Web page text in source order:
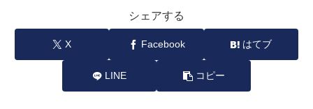
シェアする
X Facebook はてブ
LINE コピー